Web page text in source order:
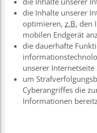
die Inhalte unserer
optimieren, z.B. den
mobilen Endgerät
die dauerhafte
unserer
um
Cyberangriffes die
Informationen